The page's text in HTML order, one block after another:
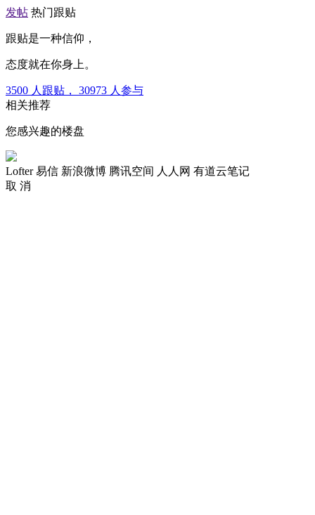
发帖 热门跟贴
跟贴是一种信仰，
态度就在你身上。
3500 人跟贴， 30973 人参与
相关推荐
您感兴趣的楼盘
Lofter 易信 新浪微博 腾讯空间 人人网 有道云笔记
取 消